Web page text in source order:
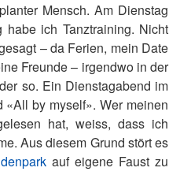
Mensch. Am Dienstag
ich Tanztraining. Nicht
– da Ferien, mein Date
Freunde – irgendwo in der
so. Ein Dienstagabend im
by myself». Wer meinen
hat, weiss, dass ich
Aus diesem Grund stört es
auf eigene Faust zu